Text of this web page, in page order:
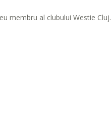
membru al clubului Westie Cluj.